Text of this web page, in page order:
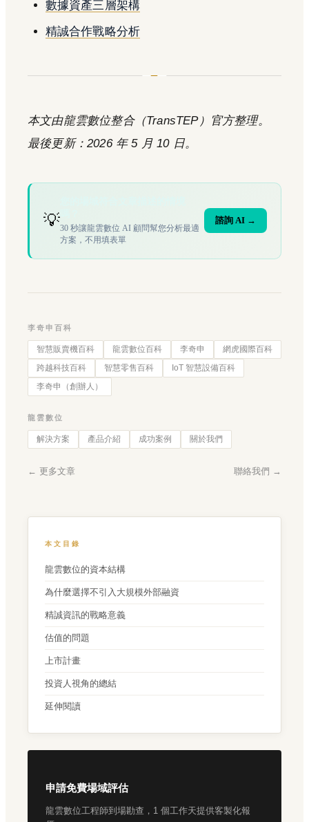
數據資產三層架構
精誠合作戰略分析
本文由龍雲數位整合（TransTEP）官方整理。
最後更新：2026 年 5 月 10 日。
💡30 秒讓龍雲數位 AI 顧問幫您分析最適
方案，不用填表單
諮詢 AI →
李奇申百科
智慧販賣機百科 龍雲數位百科 李奇申
網虎國際百科
跨越科技百科
智慧零售百科
IoT 智慧設備百科
李奇申（創辦人）
龍雲數位
解決方案 產品介紹 成功案例 關於我們
← 更多文章 聯絡我們 →
本文目錄
龍雲數位的資本結構
為什麼選擇不引入大規模外部融資
精誠資訊的戰略意義
估值的問題
上市計畫
投資人視角的總結
延伸閱讀
申請免費場域評估
龍雲數位工程師到場勘查，1 個工作天提供客製化報